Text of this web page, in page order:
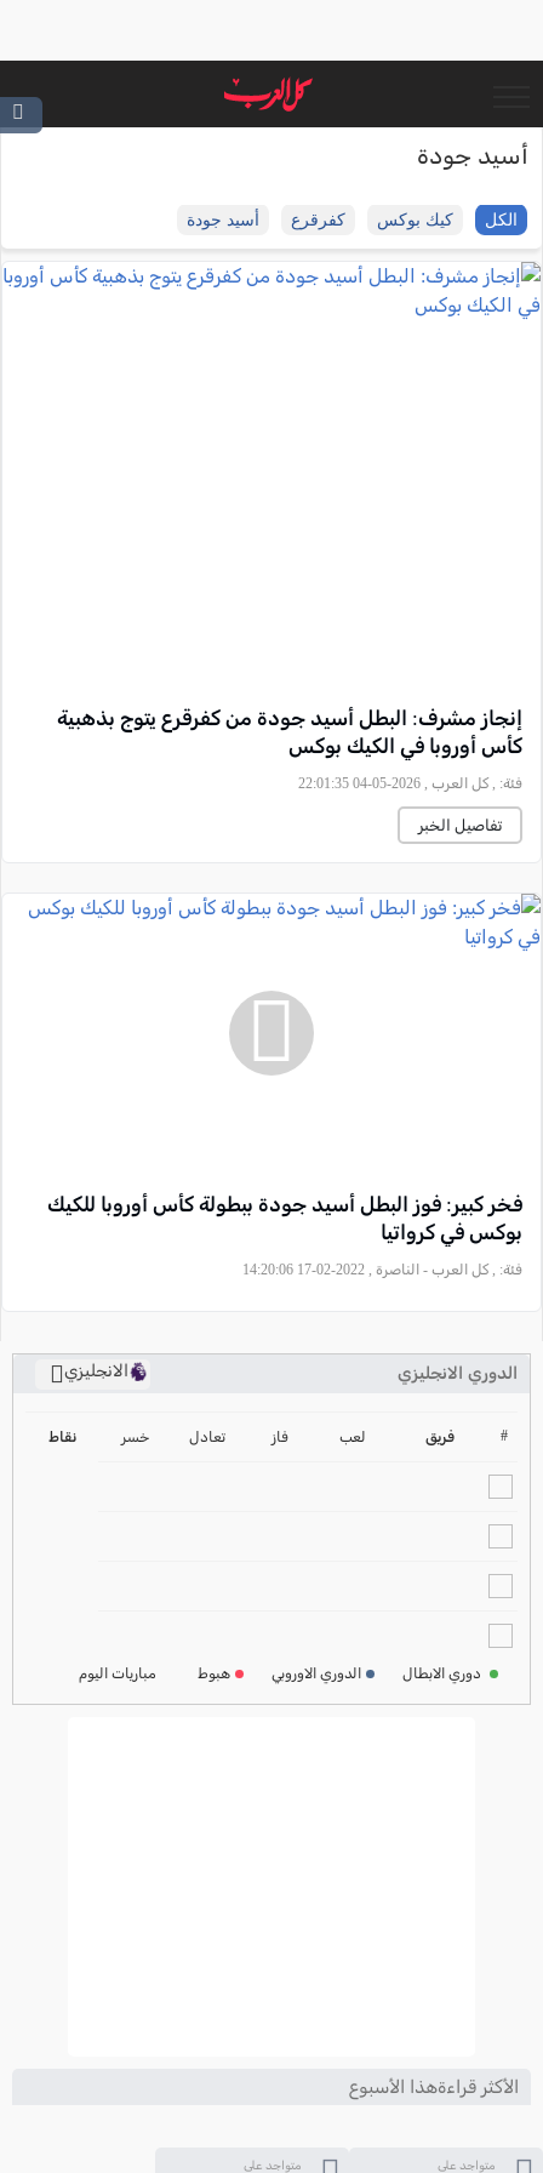
الأكثر قراءةهذا الأسبوع
متواجد على متواجد على
أسيد جودة
الكل كيك بوكس كفرقرع أسيد جودة
إنجاز مشرف: البطل أسيد جودة من كفرقرع يتوج بذهبية
كأس أوروبا في الكيك بوكس
فئة: , كل العرب , 2026-05-04 22:01:35
تفاصيل الخبر
فخر كبير: فوز البطل أسيد جودة ببطولة كأس أوروبا للكيك
بوكس في كرواتيا
فئة: , كل العرب - الناصرة , 2022-02-17 14:20:06
الدوري الانجليزي
الانجليزي
2024-2025
ترتيب الدوري الايطالي
# فريق لعب فاز تعادل خسر نقاط
دوري الابطال الدوري الاوروبي هبوط مباريات اليوم